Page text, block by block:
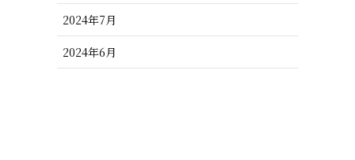
2024年7月
2024年6月